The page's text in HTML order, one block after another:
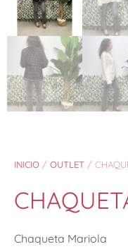
INICIO / OUTLET /
Chaqueta Mariola